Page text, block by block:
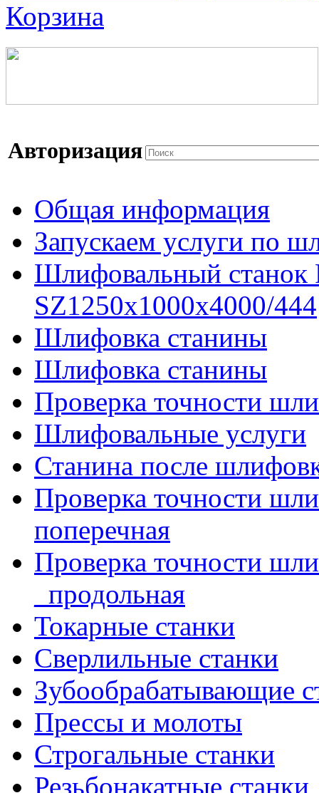
Корзина
Авторизация
Общая информация
Запускаем услуги по
Шлифовальный
SZ1250x1000x4000/444
Шлифовка станины
Шлифовка станины
Проверка точности
Шлифовальные услуги
Станина после
Проверка точности
поперечная
Проверка точности
_продольная
Токарные станки
Сверлильные станки
Зубообрабатывающие
Прессы и молоты
Строгальные станки
Резьбонакатные станки